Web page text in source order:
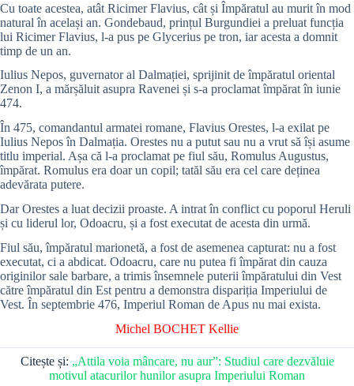
Cu toate acestea, atât Ricimer Flavius, cât și Împăratul au murit în mod
natural în același an. Gondebaud, prințul Burgundiei a preluat funcția
lui Ricimer Flavius, l-a pus pe Glycerius pe tron, iar acesta a domnit
timp de un an.
Iulius Nepos, guvernator al Dalmației, sprijinit de împăratul oriental
Zenon I, a mărșăluit asupra Ravenei și s-a proclamat împărat în iunie
474.
În 475, comandantul armatei romane, Flavius Orestes, l-a exilat pe
Iulius Nepos în Dalmația. Orestes nu a putut sau nu a vrut să își asume
titlu imperial. Așa că l-a proclamat pe fiul său, Romulus Augustus,
împărat. Romulus era doar un copil; tatăl său era cel care deținea
adevărata putere.
Dar Orestes a luat decizii proaste. A intrat în conflict cu poporul Heruli
și cu liderul lor, Odoacru, și a fost executat de acesta din urmă.
Fiul său, împăratul marionetă, a fost de asemenea capturat: nu a fost
executat, ci a abdicat. Odoacru, care nu putea fi împărat din cauza
originilor sale barbare, a trimis însemnele puterii împăratului din Vest
către împăratul din Est pentru a demonstra dispariția Imperiului de
Vest. În septembrie 476, Imperiul Roman de Apus nu mai exista.
Michel BOCHET Kellie
Citește și: „Attila voia mâncare, nu aur”: Studiul care dezvăluie
motivul atacurilor hunilor asupra Imperiului Roman